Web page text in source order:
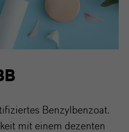
Benzylbenzoat.
mit einem dezenten